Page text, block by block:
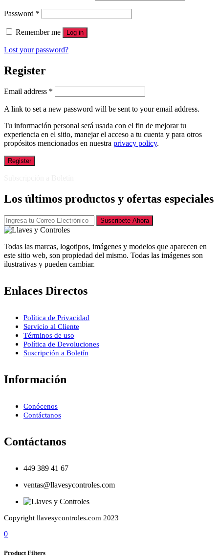
Password *
Remember me Log in
Lost your password?
Register
Email address *
A link to set a new password will be sent to your email address.
Tu información personal será usada con el fin de mejorar tu
experiencia en el sitio, manejar el acceso a tu cuenta y para otros
propósitos mencionados en nuestra privacy policy.
Register
Los últimos productos y ofertas especiales
Suscribete Ahora
Todas las marcas, logotipos, imágenes y modelos que aparecen en
este sitio web, son propiedad del mismo. Todas las imágenes son
ilustrativas y pueden cambiar.
Enlaces Directos
Política de Privacidad
Servicio al Cliente
Términos de uso
Política de Devoluciones
Suscripción a Boletín
Información
Conócenos
Contáctanos
Contáctanos
449 389 41 67
ventas@llavesycontroles.com
Copyright llavesycontroles.com 2023
0
Product Filters